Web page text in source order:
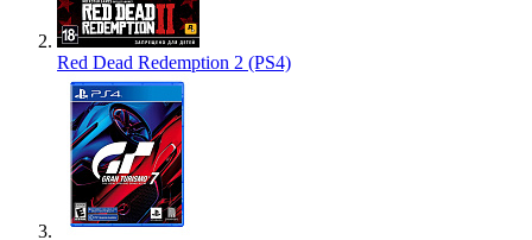
Red Dead Redemption 2 (PS4)